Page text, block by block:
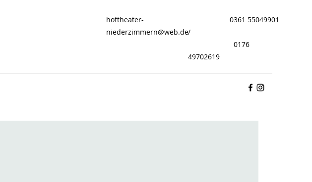
hoftheater-
niederzimmern@web.de
0361 55049901
/
0176
49702619